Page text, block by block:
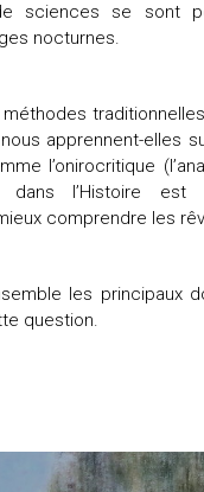
sciences se sont
nocturnes.
apprennent-elles
l’onirocritique
dans l’Histoire est
comprendre les
les principaux
question.